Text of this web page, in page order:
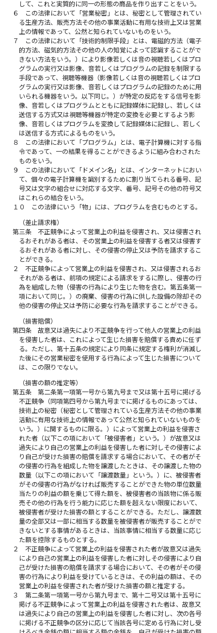
して、これと実質的に同一の形態の商品を作り出すことをいう。
６
この法律において「営業秘密」とは、秘密として管理されてい
る生産方法、販売方法その他の事業活動に有用な技術上又は営業
上の情報であって、公然と知られていないものをいう。
７
この法律において「技術的制限手段」とは、電磁的方法（電子
的方法、磁気的方法その他の人の知覚によって認識することがで
きない方法をいう。）により影像若しくは音の視聴若しくはプロ
グラムの実行又は影像、音若しくはプログラムの記録を制限する
手段であって、視聴等機器（影像若しくは音の視聴若しくはプロ
グラムの実行又は影像、音若しくはプログラムの記録のために用
いられる機器をいう。以下同じ。）が特定の反応をする信号を影
像、音若しくはプログラムとともに記録媒体に記録し、若しくは
送信する方式又は視聴等機器が特定の変換を必要とするよう影
像、音若しくはプログラムを変換して記録媒体に記録し、若しく
は送信する方式によるものをいう。
８
この法律において「プログラム」とは、電子計算機に対する指
令であって、一の結果を得ることができるように組み合わされた
ものをいう。
９
この法律において「ドメイン名」とは、インターネットにおい
て、個々の電子計算機を識別するために割り当てられる番号、記
号又は文字の組合せに対応する文字、番号、記号その他の符号又
はこれらの結合をいう。
１０
この法律にいう「物」には、プログラムを含むものとする。
（差止請求権）
第三条
不正競争によって営業上の利益を侵害され、又は侵害され
るおそれがある者は、その営業上の利益を侵害する者又は侵害す
るおそれがある者に対し、その侵害の停止又は予防を請求するこ
とができる。
２
不正競争によって営業上の利益を侵害され、又は侵害されるお
それがある者は、前項の規定による請求をするに際し、侵害の行
為を組成した物（侵害の行為により生じた物を含む。第五条第一
項において同じ。）の廃棄、侵害の行為に供した設備の除却その
他の侵害の停止又は予防に必要な行為を請求することができる。
（損害賠償）
第四条
故意又は過失により不正競争を行って他人の営業上の利益
を侵害した者は、これによって生じた損害を賠償する責めに任ず
る。ただし、第十五条の規定により同条に規定する権利が消滅し
た後にその営業秘密を使用する行為によって生じた損害について
は、この限りでない。
（損害の額の推定等）
第五条
第二条第一項第一号から第九号まで又は第十五号に掲げる
不正競争（同項第四号から第九号までに掲げるものにあっては、
技術上の秘密（秘密として管理されている生産方法その他の事業
活動に有用な技術上の情報であって公然と知られていないものを
いう。）に関するものに限る。）によって営業上の利益を侵害さ
れた者（以下この項において「被侵害者」という。）が故意又は
過失により自己の営業上の利益を侵害した者に対しその侵害によ
り自己が受けた損害の賠償を請求する場合において、その者がそ
の侵害の行為を組成した物を譲渡したときは、その譲渡した物の
数量（以下この項において「譲渡数量」という。）に、被侵害者
がその侵害の行為がなければ販売することができた物の単位数量
当たりの利益の額を乗じて得た額を、被侵害者の当該物に係る販
売その他の行為を行う能力に応じた額を超えない限度において、
被侵害者が受けた損害の額とすることができる。ただし、譲渡数
量の全部又は一部に相当する数量を被侵害者が販売することがで
きないとする事情があるときは、当該事情に相当する数量に応じ
た額を控除するものとする。
２
不正競争によって営業上の利益を侵害された者が故意又は過失
により自己の営業上の利益を侵害した者に対しその侵害により自
己が受けた損害の賠償を請求する場合において、その者がその侵
害の行為により利益を受けているときは、その利益の額は、その
営業上の利益を侵害された者が受けた損害の額と推定する。
３
第二条第一項第一号から第九号まで、第十二号又は第十五号に
掲げる不正競争によって営業上の利益を侵害された者は、故意又
は過失により自己の営業上の利益を侵害した者に対し、次の各号
に掲げる不正競争の区分に応じて当該各号に定める行為に対し受